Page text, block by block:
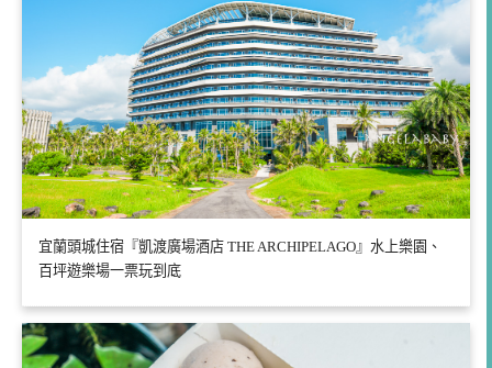
宜蘭頭城住宿『凱渡廣場酒店 THE ARCHIPELAGO』水上樂園、
百坪遊樂場一票玩到底